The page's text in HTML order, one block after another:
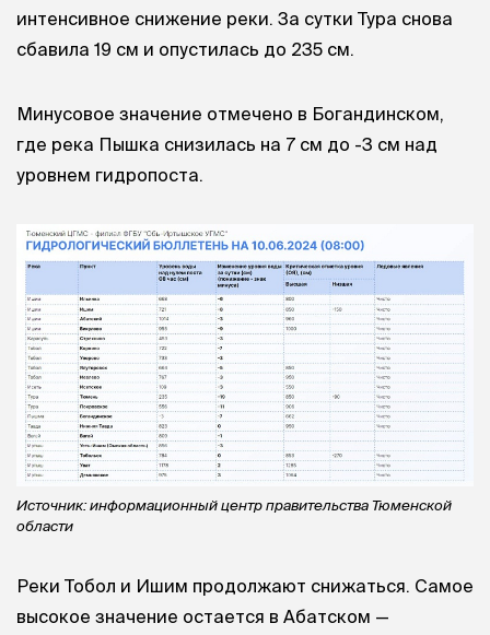
интенсивное снижение реки. За сутки Тура снова
сбавила 19 см и опустилась до 235 см.
Минусовое значение отмечено в Богандинском,
где река Пышка снизилась на 7 см до -3 см над
уровнем гидропоста.
Источник: информационный центр правительства Тюменской
области
Реки Тобол и Ишим продолжают снижаться. Самое
высокое значение остается в Абатском —